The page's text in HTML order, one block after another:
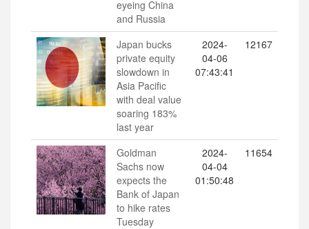
eyeing China
and Russia
Japan bucks
private equity
slowdown in
Asia Pacific
with deal value
soaring 183%
last year
2024-
04-06
07:43:41
12167
Goldman
Sachs now
expects the
Bank of Japan
to hike rates
Tuesday
2024-
04-04
01:50:48
11654